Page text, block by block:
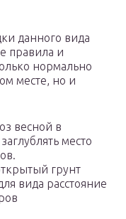
данного вида
правила и
нормально
месте, но и
весной в
место
грунт
вида расстояние